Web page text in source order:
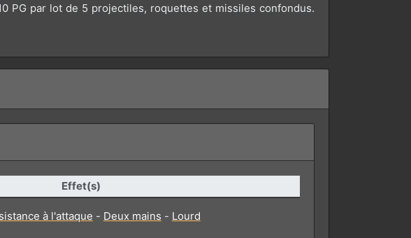
PG par lot de 5 projectiles, roquettes et missiles confondus.
Effet(s)
à l'attaque - Deux mains - Lourd